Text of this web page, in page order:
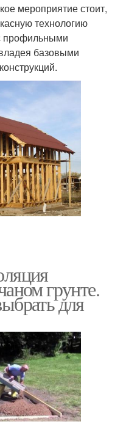
мероприятие стоит,
технологию
профильными
базовыми
грунте.
для